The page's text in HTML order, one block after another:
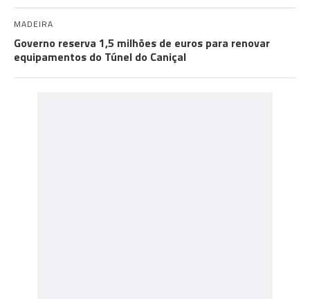
MADEIRA
Governo reserva 1,5 milhões de euros para renovar
equipamentos do Túnel do Caniçal